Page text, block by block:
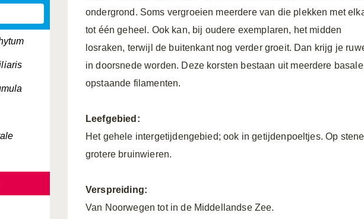
ondergrond. Soms vergroeien meerdere van die plekken met
tot één geheel. Ook kan, bij oudere exemplaren, het midden
losraken, terwijl de buitenkant nog verder groeit. Dan krijg je
in doorsnede worden. Deze korsten bestaan uit meerdere
opstaande filamenten.
Leefgebied:
Het gehele intergetijdengebied; ook in getijdenpoeltjes. Op
grotere bruinwieren.
Verspreiding:
Van Noorwegen tot in de Middellandse Zee.